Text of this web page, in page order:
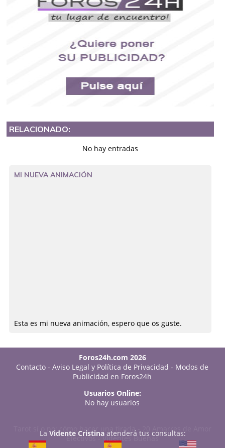
RELACIONADO:
No hay entradas
MI NUEVA ANIMACIÓN
Esta es mi nueva animación, espero que os guste.
Foros24h.com 2026
Contacto -Aviso Legal y Política de Privacidad - Modos de
Publicidad en Foros24h
Usuarios Online:
No hay usuarios
Tarot sí o no: cómo hacer una tirada-
20 Amarres de Amor
Efectivos-Videntes Buenas
La Vidente Cristinaatenderá tus consultas: